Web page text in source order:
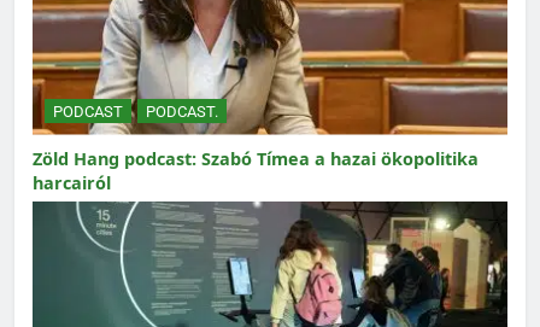
PODCAST PODCAST.
Zöld Hang podcast: Szabó Tímea a hazai ökopolitika
harcairól